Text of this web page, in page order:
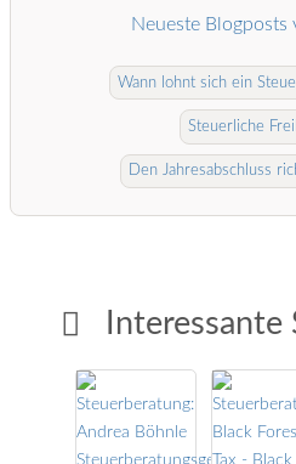
Neueste Blogposts
Wann lohnt sich ein
Steuerliche
Den Jahresabschluss